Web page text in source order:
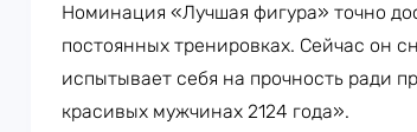
Номинация «Лучшая фигура» точно
постоянных тренировках. Сейчас он
испытывает себя на прочность ради
красивых мужчинах 2124 года».